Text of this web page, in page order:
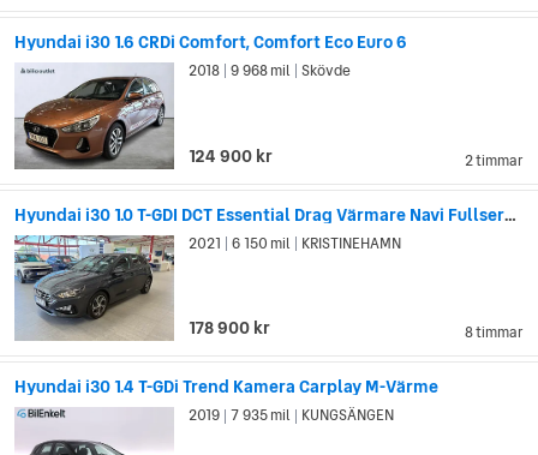
Hyundai i30 1.6 CRDi Comfort, Comfort Eco Euro 6
2 timmar
2018 9 968 mil Skövde
124 900 kr
Hyundai i30 1.0 T-GDI DCT Essential Drag Värmare Navi Fullservad
8 timmar
2021 6 150 mil KRISTINEHAMN
178 900 kr
Hyundai i30 1.4 T-GDi Trend Kamera Carplay M-Värme
2019 7 935 mil KUNGSÄNGEN